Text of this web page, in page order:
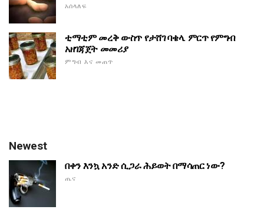
አሰላለፍ
ቲማቲም መረቅ ውስጥ የታሸገ ባቄላ. ምርጥ የምግብ
አዘገጃጀት መመሪያ
ምግብ እና መጠጥ
Newest
በቀን እንኳ አንድ ሲጋራ ሕይወት በማሳጠር ነው?
ጤና